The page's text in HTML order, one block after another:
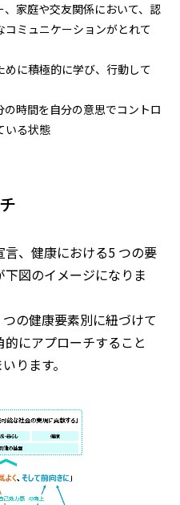
家庭や交友関係において、認
ミュニケーションがとれて
に積極的に学び、行動して
時間を自分の意思でコントロ
いる状態
、健康における5 つの要
図のイメージになりま
の健康要素別に紐づけて
にアプローチすること
ります。